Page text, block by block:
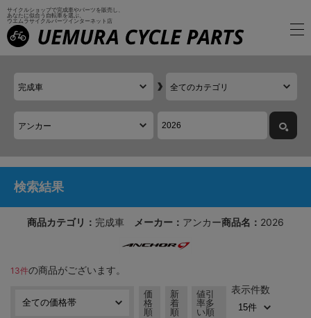
サイクルショップで完成車やパーツを販売し、
あなたに似合う自転車を選ぶ、
ウエムラサイクルパーツインターネット店
検索結果
商品カテゴリ： 完成車 メーカー： アンカー商品名： 2026
13件の商品がございます。
価
格
順
新
着
順
値引
率多
い順
表示件数